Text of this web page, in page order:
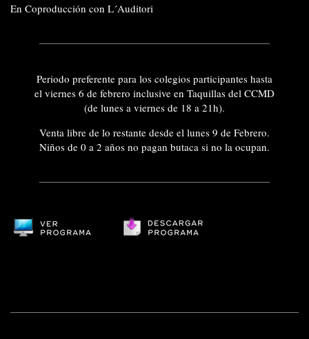
En Coproducción con L´Auditori
Periodo preferente para los colegios participantes hasta
el viernes 6 de febrero inclusive en Taquillas del CCMD
(de lunes a viernes de 18 a 21h).
Venta libre de lo restante desde el lunes 9 de Febrero.
Niños de 0 a 2 años no pagan butaca si no la ocupan.